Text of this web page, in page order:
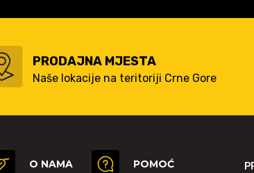
PRODAJNA MJESTA
Naše lokacije na teritoriji Crne Gore
O NAMA POMOĆ